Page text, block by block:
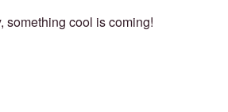
something cool is coming!